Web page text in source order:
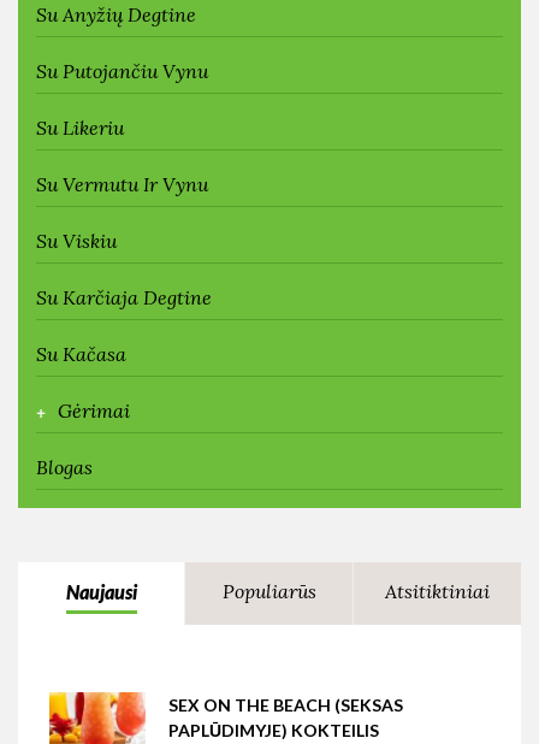
Su Anyžių Degtine
Su Putojančiu Vynu
Su Likeriu
Su Vermutu Ir Vynu
Su Viskiu
Su Karčiaja Degtine
Su Kačasa
+ Gėrimai
Blogas
Naujausi Populiarūs Atsitiktiniai
SEX ON THE BEACH (SEKSAS
PAPLŪDIMYJE) KOKTEILIS